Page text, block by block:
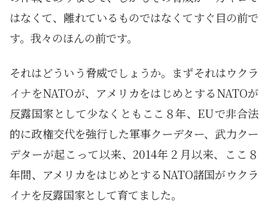
はなくて、離れているものではなくてすぐ目の前で
す。我々のほんの前です。
それはどういう脅威でしょうか。まずそれはウクラ
イナをNATOが、アメリカをはじめとするNATOが
反露国家として少なくともここ８年、EUで非合法
的に政権交代を強行した軍事クーデター、武力クー
デターが起こって以来、2014年２月以来、ここ８
年間、アメリカをはじめとするNATO諸国がウクラ
イナを反露国家として育てました。